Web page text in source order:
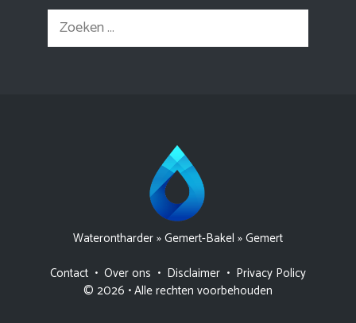
Zoek
naar:
Waterontharder»Gemert-Bakel »Gemert
Contact • Over ons • Disclaimer • Privacy Policy
© 2026 • Alle rechten voorbehouden